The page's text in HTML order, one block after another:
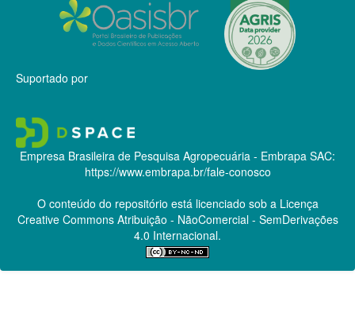
Suportado por
Empresa Brasileira de Pesquisa Agropecuária - Embrapa SAC:
https://www.embrapa.br/fale-conosco
O conteúdo do repositório está licenciado sob a Licença
Creative CommonsAtribuição - NãoComercial - SemDerivações
4.0 Internacional.